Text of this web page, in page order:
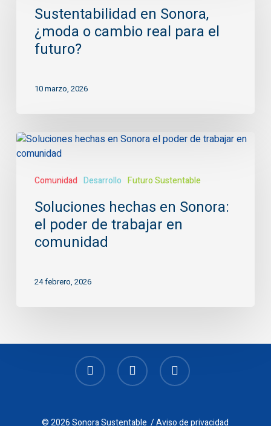
¿moda
cambio
Sustentabilidad en Sonora,
¿moda o cambio real para el
futuro?
10 marzo, 2026
Comunidad Desarrollo Futuro Sustentable
Soluciones
hechas
Sonora:
poder
trabajar
Soluciones hechas en Sonora:
el poder de trabajar en
comunidad
24 febrero, 2026
facebook youtube instagram
© 2026 Sonora Sustentable /Aviso de privacidad